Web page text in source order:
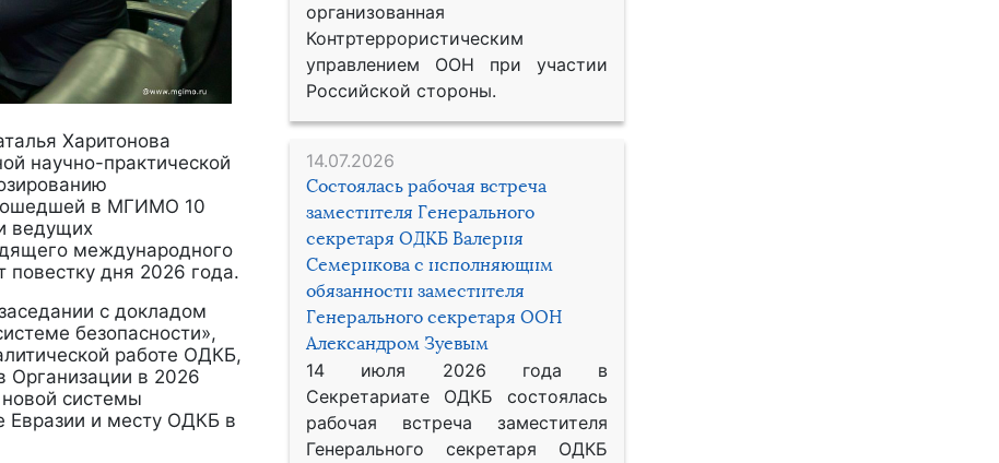
организованная
Контртеррористическим
управлением ООН при участии
Российской стороны.
14.07.2026
Состоялась рабочая встреча
заместителя Генерального
секретаря ОДКБ Валерия
Семерикова с исполняющим
обязанности заместителя
Генерального секретаря ООН
Александром Зуевым
14 июля 2026 года в
Секретариате ОДКБ состоялась
рабочая встреча заместителя
Генерального секретаря ОДКБ
Харитонова
научно-практической
в МГИМО 10
ведущих
международного
дня 2026 года.
с докладом
безопасности»,
работе ОДКБ,
Организации в 2026
системы
Евразии и месту ОДКБ в